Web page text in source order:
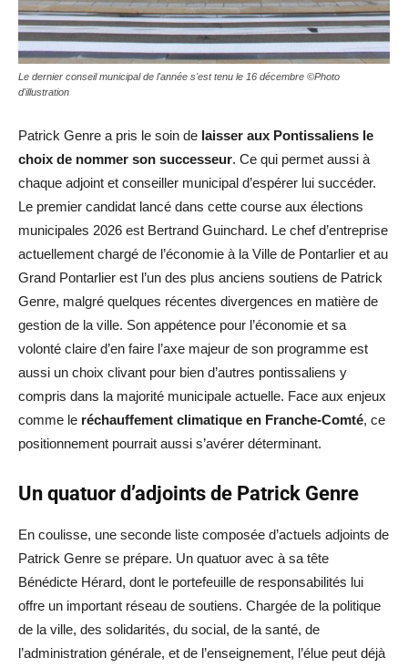
Le dernier conseil municipal de l'année s'est tenu le 16 décembre ©Photo
d'illustration
Patrick Genre a pris le soin de laisser aux Pontissaliens le
choix de nommer son successeur. Ce qui permet aussi à
chaque adjoint et conseiller municipal d’espérer lui succéder.
Le premier candidat lancé dans cette course aux élections
municipales 2026 est Bertrand Guinchard. Le chef d’entreprise
actuellement chargé de l’économie à la Ville de Pontarlier et au
Grand Pontarlier est l’un des plus anciens soutiens de Patrick
Genre, malgré quelques récentes divergences en matière de
gestion de la ville. Son appétence pour l’économie et sa
volonté claire d’en faire l’axe majeur de son programme est
aussi un choix clivant pour bien d’autres pontissaliens y
compris dans la majorité municipale actuelle. Face aux enjeux
comme le réchauffement climatique en Franche-Comté, ce
positionnement pourrait aussi s’avérer déterminant.
Un quatuor d’adjoints de Patrick Genre
En coulisse, une seconde liste composée d’actuels adjoints de
Patrick Genre se prépare. Un quatuor avec à sa tête
Bénédicte Hérard, dont le portefeuille de responsabilités lui
offre un important réseau de soutiens. Chargée de la politique
de la ville, des solidarités, du social, de la santé, de
l’administration générale, et de l’enseignement, l’élue peut déjà